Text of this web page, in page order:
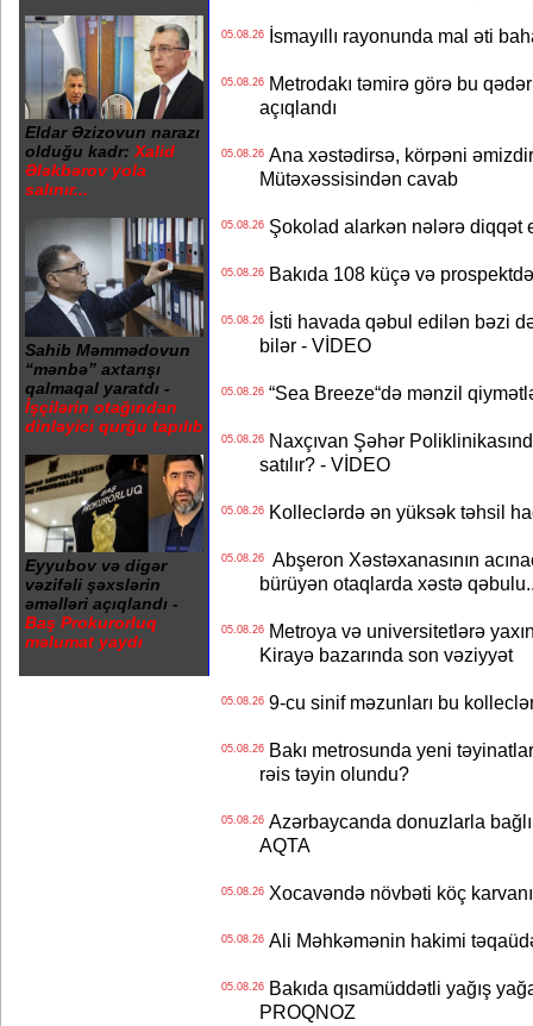
Eldar Əzizovun narazı
olduğu kadr: Xalid
Ələkbərov yola
salınır...
Sahib Məmmədovun
“mənbə” axtarışı
qalmaqal yaratdı -
İşçilərin otağından
dinləyici qurğu tapılıb
Eyyubov və digər
vəzifəli şəxslərin
əməlləri açıqlandı -
Baş Prokurorluq
məlumat yaydı
05.08.26İsmayıllı rayonunda mal əti
05.08.26Metrodakı təmirə görə bu
açıqlandı
05.08.26Ana xəstədirsə, körpəni
Mütəxəssisindən cavab
05.08.26Şokolad alarkən nələrə diqqət
05.08.26Bakıda 108 küçə və
05.08.26İsti havada qəbul edilən bəzi
bilər - VİDEO
05.08.26“Sea Breeze“də mənzil
05.08.26Naxçıvan Şəhər
satılır? - VİDEO
05.08.26Kolleclərdə ən yüksək təhsil
05.08.26Abşeron Xəstəxanasının
bürüyən otaqlarda xəstə
05.08.26Metroya və universitetlərə
Kirayə bazarında son vəziyyət
05.08.269-cu sinif məzunları bu
05.08.26Bakı metrosunda yeni
rəis təyin olundu?
05.08.26Azərbaycanda donuzlarla
AQTA
05.08.26Xocavəndə növbəti köç
05.08.26Ali Məhkəmənin hakimi
05.08.26Bakıda qısamüddətli yağış
PROQNOZ